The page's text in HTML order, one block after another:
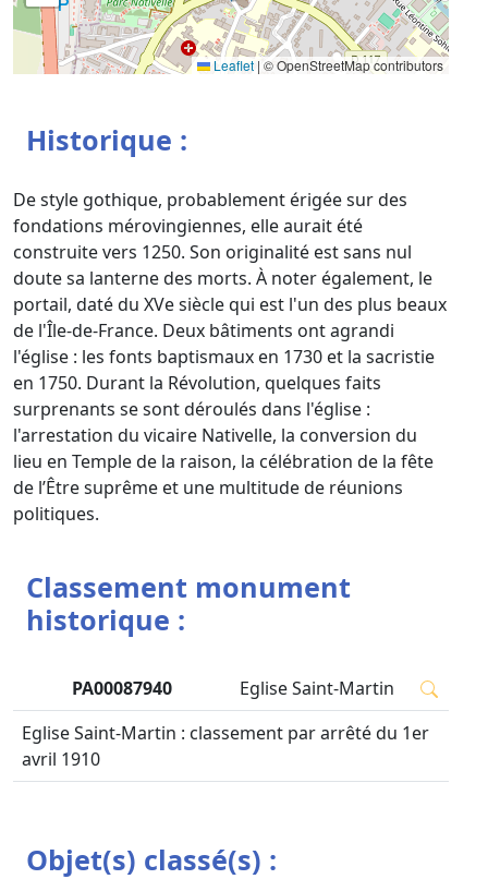
Leaflet | © OpenStreetMap contributors
Historique :
De style gothique, probablement érigée sur des
fondations mérovingiennes, elle aurait été
construite vers 1250. Son originalité est sans nul
doute sa lanterne des morts. À noter également, le
portail, daté du XVe siècle qui est l'un des plus beaux
de l'Île-de-France. Deux bâtiments ont agrandi
l'église : les fonts baptismaux en 1730 et la sacristie
en 1750. Durant la Révolution, quelques faits
surprenants se sont déroulés dans l'église :
l'arrestation du vicaire Nativelle, la conversion du
lieu en Temple de la raison, la célébration de la fête
de l’Être suprême et une multitude de réunions
politiques.
Classement monument
historique :
PA00087940
Eglise Saint-Martin
Eglise Saint-Martin : classement par arrêté du 1er
avril 1910
Objet(s) classé(s) :